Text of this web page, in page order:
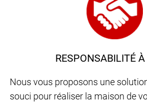
RESPONSABILITÉ
Nous vous proposons une
souci pour réaliser la maison de